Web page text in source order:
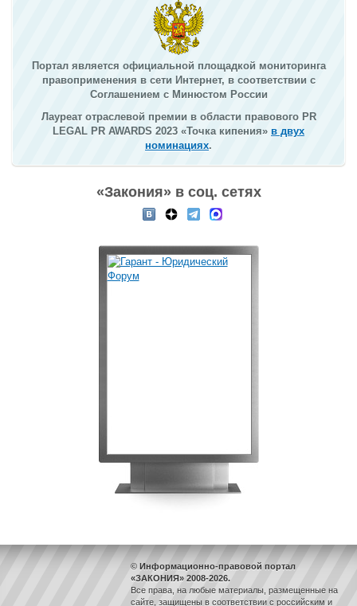
Портал является официальной площадкой мониторинга
правоприменения в сети Интернет, в соответствии с
Соглашением с Минюстом России
Лауреат отраслевой премии в области правового PR
LEGAL PR AWARDS 2023 «Точка кипения» в двух
номинациях.
«Закония» в соц. сетях
© Информационно-правовой портал
«ЗАКОНИЯ» 2008-2026.
Все права, на любые материалы, размещенные на
сайте, защищены в соответствии с российским и